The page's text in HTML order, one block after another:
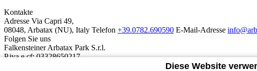
Diese Website
Kontakte
Adresse Via Capri 49,
08048, Arbatax (NU), Italy Telefon +39.0782.690590 E-Mail-Adresse
Folgen Sie uns
Falkensteiner Arbatax Park S.r.l.
P.iva e cf: 03328650217